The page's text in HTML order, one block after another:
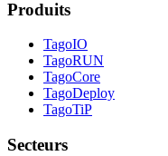
Produits
TagoIO
TagoRUN
TagoCore
TagoDeploy
TagoTiP
Secteurs